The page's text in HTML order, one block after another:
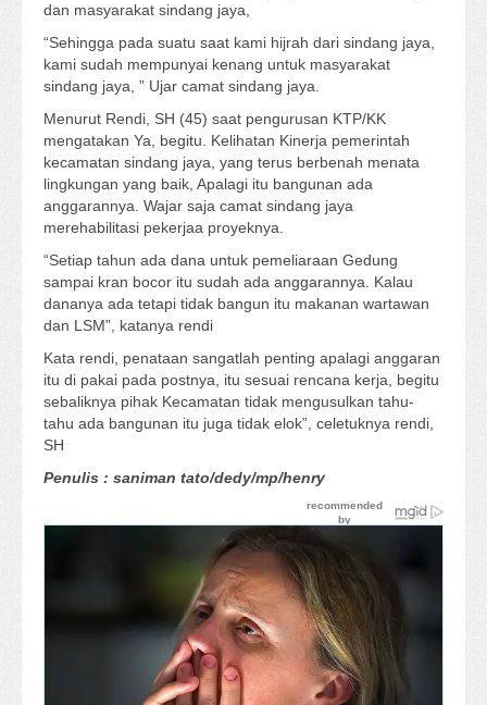
dan masyarakat sindang jaya,
“Sehingga pada suatu saat kami hijrah dari sindang jaya,
kami sudah mempunyai kenang untuk masyarakat
sindang jaya, ” Ujar camat sindang jaya.
Menurut Rendi, SH (45) saat pengurusan KTP/KK
mengatakan Ya, begitu. Kelihatan Kinerja pemerintah
kecamatan sindang jaya, yang terus berbenah menata
lingkungan yang baik, Apalagi itu bangunan ada
anggarannya. Wajar saja camat sindang jaya
merehabilitasi pekerjaa proyeknya.
“Setiap tahun ada dana untuk pemeliaraan Gedung
sampai kran bocor itu sudah ada anggarannya. Kalau
dananya ada tetapi tidak bangun itu makanan wartawan
dan LSM”, katanya rendi
Kata rendi, penataan sangatlah penting apalagi anggaran
itu di pakai pada postnya, itu sesuai rencana kerja, begitu
sebaliknya pihak Kecamatan tidak mengusulkan tahu-
tahu ada bangunan itu juga tidak elok”, celetuknya rendi,
SH
Penulis : saniman tato/dedy/mp/henry